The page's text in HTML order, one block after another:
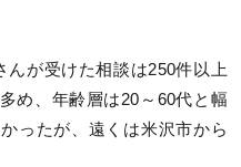
が受けた相談は250件以上
め、年齢層は20～60代と幅
ったが、遠くは米沢市から